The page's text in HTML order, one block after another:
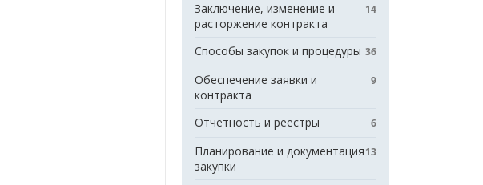
Заключение, изменение и
расторжение контракта
14
Способы закупок и процедуры 36
Обеспечение заявки и
контракта
9
Отчётность и реестры 6
Планирование и документация
закупки
13